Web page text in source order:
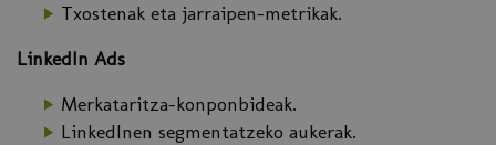
Txostenak eta jarraipen-metrikak.
LinkedIn Ads
Merkataritza-konponbideak.
LinkedInen segmentatzeko aukerak.